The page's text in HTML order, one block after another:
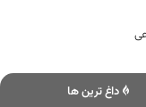
داغ ترین ها